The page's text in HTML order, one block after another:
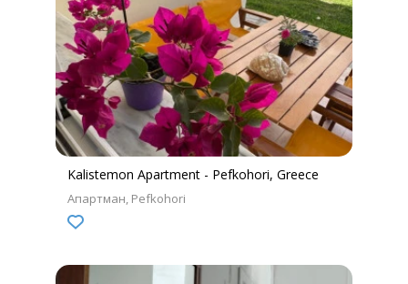
Kalistemon Apartment - Pefkohori, Greece
Апартман Pefkohori